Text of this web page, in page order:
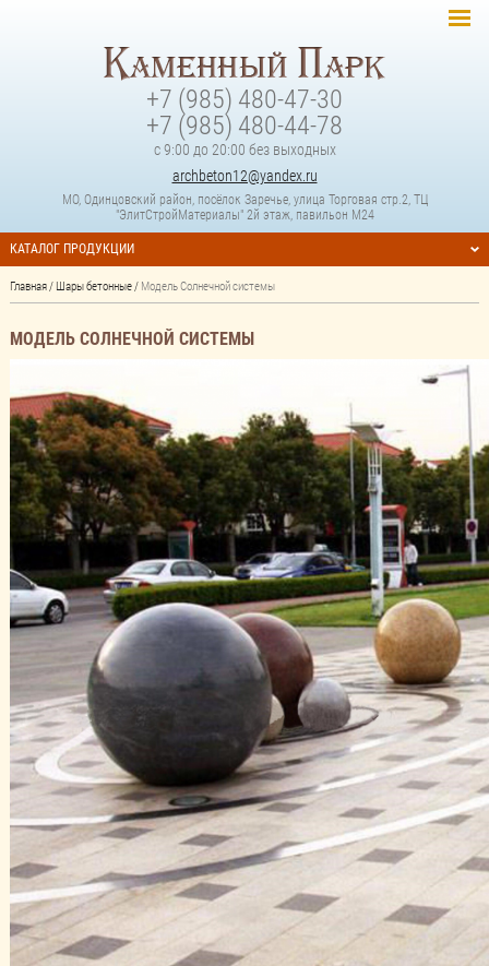
+7 (985) 480-47-30
+7 (985) 480-44-78
с 9:00 до 20:00 без выходных
archbeton12@yandex.ru
МО, Одинцовский район, посёлок Заречье, улица Торговая стр.2, ТЦ
"ЭлитСтройМатериалы" 2й этаж, павильон М24
КАТАЛОГ ПРОДУКЦИИ
Главная / Шары бетонные / Модель Солнечной системы
МОДЕЛЬ СОЛНЕЧНОЙ СИСТЕМЫ